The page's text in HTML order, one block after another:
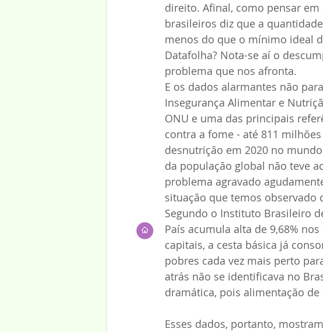
direito. Afinal, como pensar
brasileiros diz que a
menos do que o mínimo ideal
Datafolha? Nota-se aí o
problema que nos afronta.
E os dados alarmantes não
Insegurança Alimentar e
ONU e uma das principais
contra a fome - até 811
desnutrição em 2020 no
da população global não teve
problema agravado
situação que temos observado
Segundo o Instituto Brasileiro
País acumula alta de 9,68%
capitais, a cesta básica já
pobres cada vez mais perto
atrás não se identificava no
dramática, pois alimentação
Esses dados, portanto,